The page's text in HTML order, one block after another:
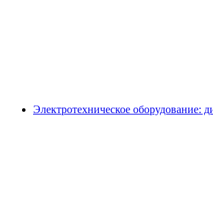
Электротехническое оборудование: